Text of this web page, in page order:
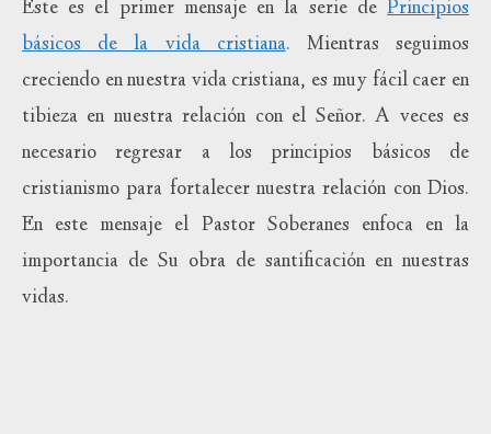
Este es el primer mensaje en la serie de Principios
básicos de la vida cristiana. Mientras seguimos
creciendo en nuestra vida cristiana, es muy fácil caer en
tibieza en nuestra relación con el Señor. A veces es
necesario regresar a los principios básicos de
cristianismo para fortalecer nuestra relación con Dios.
En este mensaje el Pastor Soberanes enfoca en la
importancia de Su obra de santificación en nuestras
vidas.